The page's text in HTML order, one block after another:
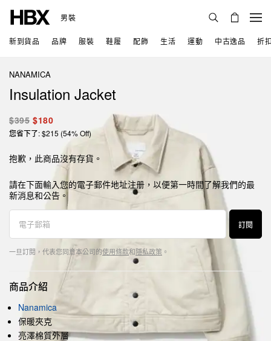
男裝
新到貨品 品牌 服裝 鞋履 配飾 生活 運動 中古逸品 折
NANAMICA
Insulation Jacket
$395 $180
您省下了: $215 (54% Off)
抱歉，此商品沒有存貨。
請在下面輸入您的電子郵件地址注册，以便第一時間了解我們的最
新消息和公告。
訂閱
一旦訂閱，代表您同意本公司的使用條款和隱私政策 。
商品介紹
Nanamica
保暖夾克
亮澤棉質外層